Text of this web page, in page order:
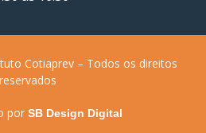
Cotiaprev – Todos os direitos
reservados
por SB Design Digital